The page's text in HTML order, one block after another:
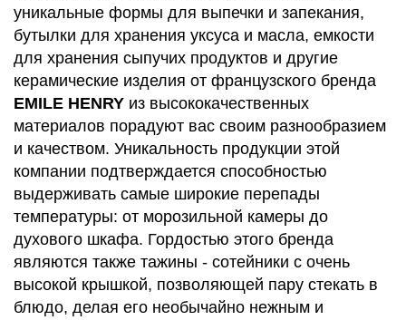
уникальные формы для выпечки и запекания,
бутылки для хранения уксуса и масла, емкости
для хранения сыпучих продуктов и другие
керамические изделия от французского бренда
EMILE HENRY из высококачественных
материалов порадуют вас своим разнообразием
и качеством. Уникальность продукции этой
компании подтверждается способностью
выдерживать самые широкие перепады
температуры: от морозильной камеры до
духового шкафа. Гордостью этого бренда
являются также тажины - сотейники с очень
высокой крышкой, позволяющей пару стекать в
блюдо, делая его необычайно нежным и